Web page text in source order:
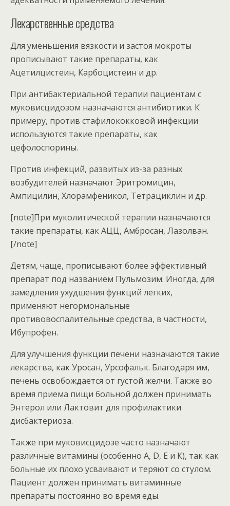
Лекарственные средства
Для уменьшения вязкости и застоя мокроты
прописывают такие препараты, как
Ацетилцистеин, Карбоцистеин и др.
При антибактериальной терапии пациентам с
муковисцидозом назначаются антибиотики. К
примеру, против стафилококковой инфекции
используются такие препараты, как
цефолоспорины.
Против инфекций, развитых из-за разных
возбудителей назначают Эритромицин,
Ампицилин, Хлорамфеникол, Тетрациклин и др.
[note]При муколитической терапии назначаются
такие препараты, как АЦЦ, Амбросан, Лазолван.
[/note]
Детям, чаще, прописывают более эффективный
препарат под названием Пульмозим. Иногда, для
замедления ухудшения функций легких,
применяют негормональные
противовоспалительные средства, в частности,
Ибупрофен.
Для улучшения функции печени назначаются такие
лекарства, как Уросан, Урсофальк. Благодаря им,
печень освобождается от густой желчи. Также во
время приема пищи больной должен принимать
Энтерол или Лактовит для профилактики
дисбактериоза.
Также при муковисцидозе часто назначают
различные витамины (особенно A, D, Е и К), так как
больные их плохо усваивают и теряют со стулом.
Пациент должен принимать витаминные
препараты постоянно во время еды.